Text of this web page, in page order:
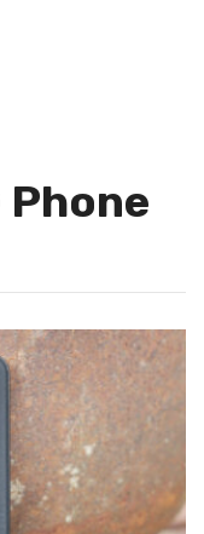
Phone